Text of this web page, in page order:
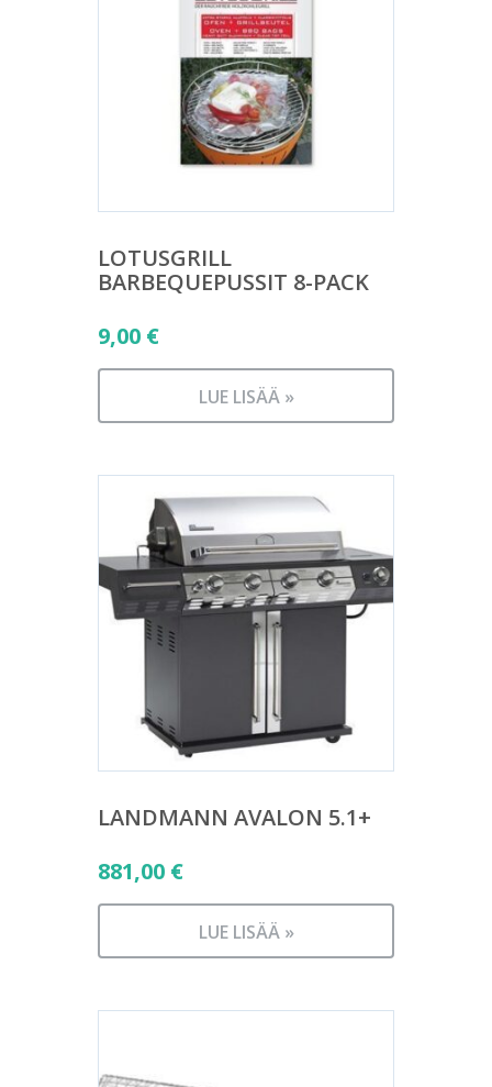
LOTUSGRILL
BARBEQUEPUSSIT 8-PACK
9,00 €
LUE LISÄÄ »
LANDMANN AVALON 5.1+
881,00 €
LUE LISÄÄ »